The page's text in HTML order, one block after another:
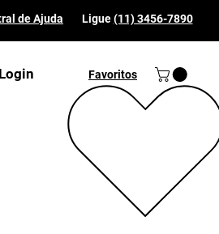
de Ajuda Ligue(11) 3456-7890
Login Favoritos